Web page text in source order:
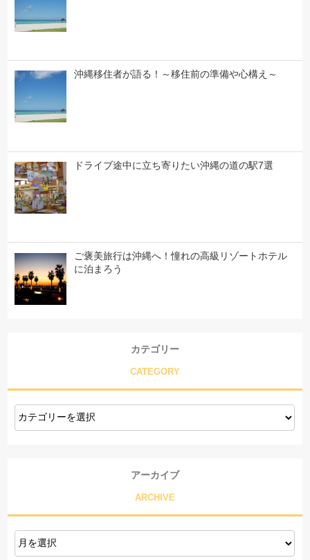
沖縄移住者が語る！～移住前の準備や心構え～
ドライブ途中に立ち寄りたい沖縄の道の駅7選
ご褒美旅行は沖縄へ！憧れの高級リゾートホテル
に泊まろう
カテゴリー
CATEGORY
アーカイブ
ARCHIVE